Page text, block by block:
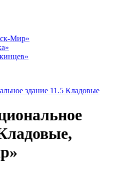
Мир»
здание 11.5 Кладовые